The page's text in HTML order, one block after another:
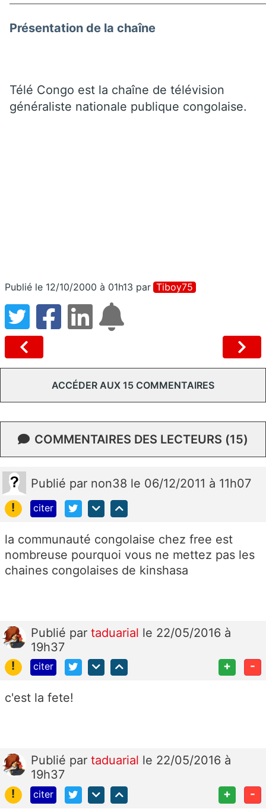
Présentation de la chaîne
Télé Congo est la chaîne de télévision
généraliste nationale publique congolaise.
Publié le 12/10/2000 à 01h13 par Tiboy75
ACCÉDER AUX 15 COMMENTAIRES
COMMENTAIRES DES LECTEURS (15)
Publié par non38 le 06/12/2011 à 11h07
!
citer
la communauté congolaise chez free est
nombreuse pourquoi vous ne mettez pas les
chaines congolaises de kinshasa
Publié par taduarial le 22/05/2016 à
19h37
!
citer + -
c'est la fete!
Publié par taduarial le 22/05/2016 à
19h37
!
citer + -